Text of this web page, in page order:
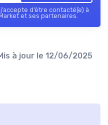
d’être contacté(e) à
et ses partenaires.
à jour le 12/06/2025